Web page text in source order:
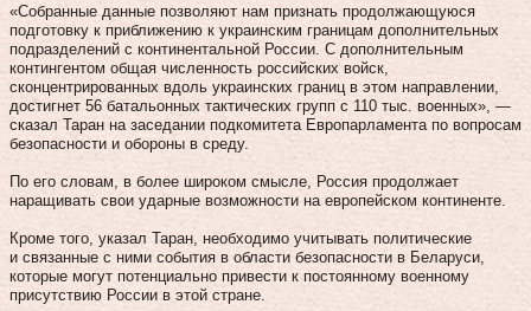
«Собранные данные позволяют нам признать продолжающуюся
подготовку к приближению к украинским границам дополнительных
подразделений с континентальной России. С дополнительным
контингентом общая численность российских войск,
сконцентрированных вдоль украинских границ в этом направлении,
достигнет 56 батальонных тактических групп с 110 тыс. военных», —
сказал Таран на заседании подкомитета Европарламента по вопросам
безопасности и обороны в среду.
По его словам, в более широком смысле, Россия продолжает
наращивать свои ударные возможности на европейском континенте.
Кроме того, указал Таран, необходимо учитывать политические
и связанные с ними события в области безопасности в Беларуси,
которые могут потенциально привести к постоянному военному
присутствию России в этой стране.